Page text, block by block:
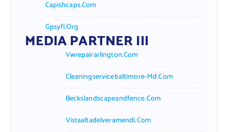
Capishcaps.com
Gpsyfl.org
MEDIA PARTNER III
Vwrepairarlington.com
Cleaningservicebaltimore-Md.com
Beckslandscapeandfence.com
Vistaaltadelveramendi.com